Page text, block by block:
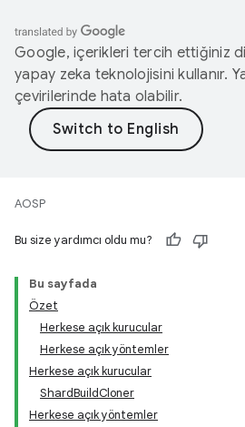
Google, içerikleri tercih ettiğiniz
yapay zeka teknolojisini kullanır.
çevirilerinde hata olabilir.
AOSP
Bu size yardımcı oldu mu?
Bu sayfada
Özet
Herkese açık kurucular
Herkese açık yöntemler
Herkese açık kurucular
ShardBuildCloner
Herkese açık yöntemler